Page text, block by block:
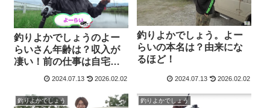
釣りよかでしょうのよー
らいさん年齢は？収入が
凄い！前の仕事は自宅警
2024.07.13 2026.02.02
釣りよかでしょう。よー
らいの本名は？由来にな
るほど！
2024.07.13 2026.02.02
釣りよかでしょう 釣りよかでしょう